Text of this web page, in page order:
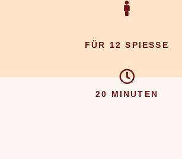
FÜR 12 SPIESSE
20 MINUTEN